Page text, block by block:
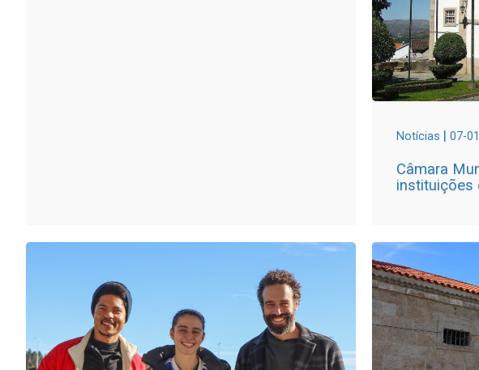
Notícias | 07-
Câmara
instituições